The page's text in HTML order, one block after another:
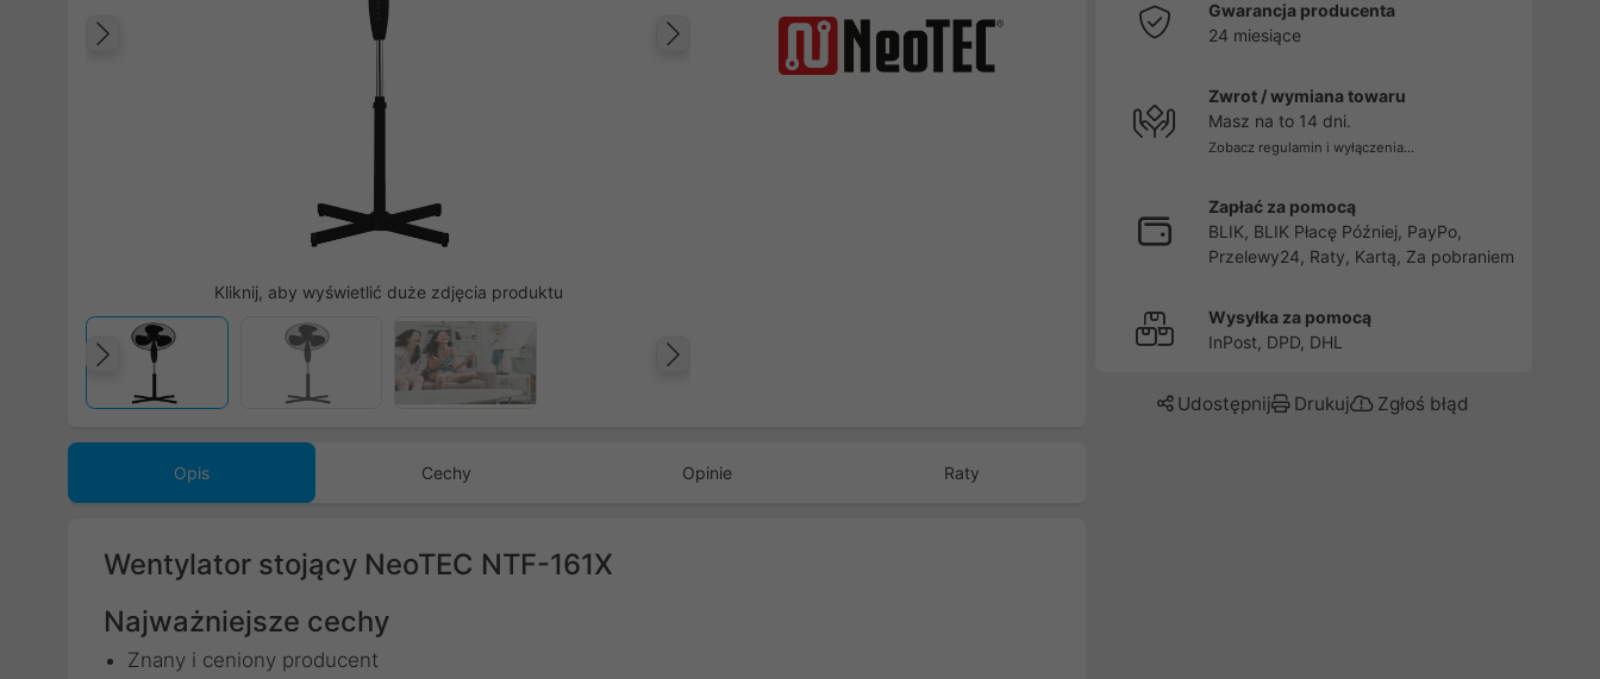
Następny
Kliknij, aby wyświetlić duże zdjęcia produktu
Poprzedni
Opis Cechy Opinie Raty
Wentylator stojący NeoTEC NTF-161X
Najważniejsze cechy
Znany i ceniony producent
Gwarancja producenta
24 miesiące
Zwrot / wymiana towaru
Masz na to 14 dni.
Zobacz regulamin i wyłączenia...
Zapłać za pomocą
BLIK, BLIK Płacę Później, PayPo,
Przelewy24, Raty, Kartą, Za pobraniem
Wysyłka za pomocą
InPost, DPD, DHL
Udostępnij Drukuj Zgłoś błąd